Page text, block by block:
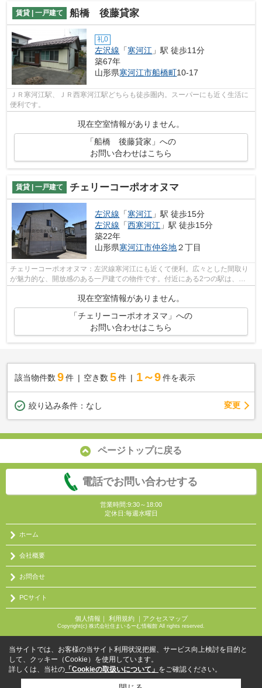
賃貸 | 一戸建て 船橋 後藤貸家
礼0
左沢線 「寒河江 」駅 徒歩11分
築67年
山形県寒河江市船橋町10-17
ＪＲ寒河江駅、ＪＲ西寒河江駅どちらも徒歩圏内。スーパーにも近く生活に
便利です。
現在空室情報がありません。
「船橋 後藤貸家」への
お問い合わせはこちら
賃貸 | 一戸建て チェリーコーポオオヌマ
左沢線 「寒河江 」駅 徒歩15分
左沢線 「西寒河江 」駅 徒歩15分
築22年
山形県寒河江市仲谷地２丁目
チェリーコーポオオヌマ：左沢線寒河江にも近くて便利。広々とした間取り
が魅力的な、開放感のある一戸建ての物件です。付近にある2つの駅は、用
途や行き先に応じて使い分けることがで...
現在空室情報がありません。
「チェリーコーポオオヌマ」への
お問い合わせはこちら
該当物件数 9件 空き数 5 件 1～9 件を表示
絞り込み条件： なし 変更
ページトップに戻る
電話でお問い合わせする
営業時間:9:30～18:00
定休日:毎週水曜日
ホーム
会社概要
お問合せ
PCサイト
個人情報 ｜ 利用規約｜ アクセスマップ
Copyright(c) 株式会社住まいるーむ情報館 All rights reserved.
当サイトでは、お客様の当サイト利用状況把握、サービス向上検討を目的と
して、クッキー（Cookie）を使用しています。
詳しくは、当社の 「Cookieの取扱いについて」 をご確認ください。